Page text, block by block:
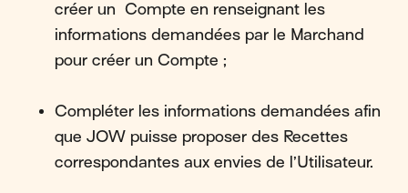
créer un Compte en renseignant les
informations demandées par le Marchand
pour créer un Compte ;
Compléter les informations demandées afin
que JOW puisse proposer des Recettes
correspondantes aux envies de l’Utilisateur.